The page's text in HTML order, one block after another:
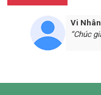
Vi
“Chúc